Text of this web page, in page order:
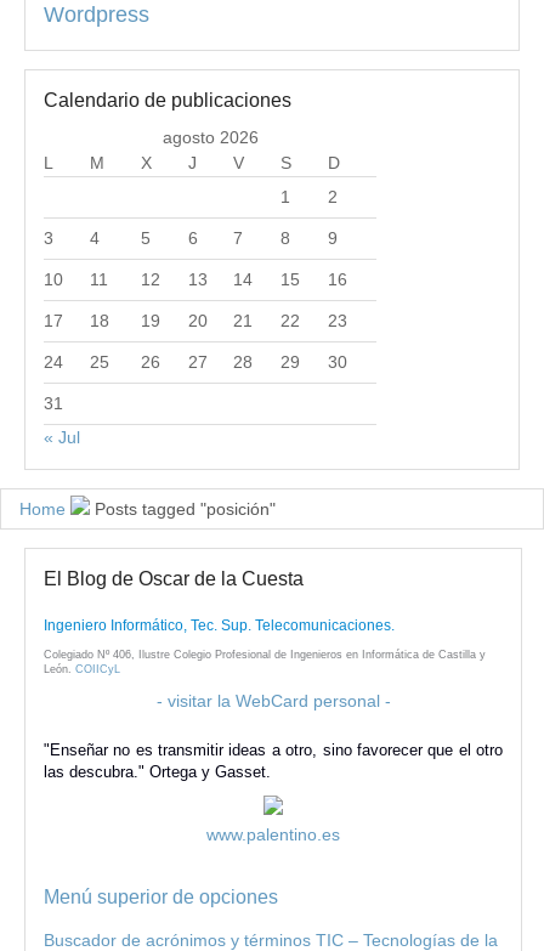
Wordpress
Calendario de publicaciones
agosto 2026
L
M X J V S
D
1
2
3 4 5 6 7 8 9
10 11 12 13 14 15 16
17 18 19 20 21 22 23
24 25 26 27 28 29 30
31
« Jul
Home Posts tagged "posición"
El Blog de Oscar de la Cuesta
Ingeniero Informático, Tec. Sup. Telecomunicaciones.
Colegiado Nº 406, Ilustre Colegio Profesional de Ingenieros en Informática de Castilla y
León. COIICyL
- visitar la WebCard personal -
"Enseñar no es transmitir ideas a otro, sino favorecer que el otro
las descubra." Ortega y Gasset.
www.palentino.es
Menú superior de opciones
Buscador de acrónimos y términos TIC – Tecnologías de la